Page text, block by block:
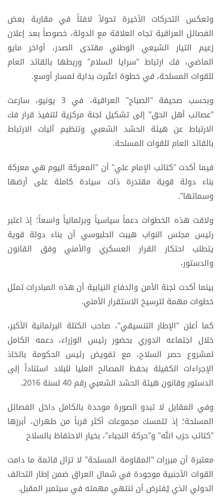
وتعكس التحركات الأخيرة تحولاً لافتاً في مقاربة بعض
الفصائل العراقية تجاه العلاقة مع الدولة، خصوصاً بعد إعلان
زعيم التيار الشيعي الوطني مقتدى الصدر، أواخر مايو
الماضي، فك ارتباط "سرايا السلام" وربطها بالقائد العام
للقوات المسلحة، في خطوة اعتُبرت بداية لمسار أوسع.
وبحسب صحيفة "الصباح" العراقية، في 3 يونيو، سارعت
"عصائب أهل الحق" إلى تشكيل لجنة مركزية لتنفيذ قرار فك
الارتباط عن هيئة الحشد الشعبي وتنظيم آليات الارتباط
بالقائد العام للقوات المسلحة.
فيما أكدت "كتائب الإمام علي" أن "المعركة اليوم هي معركة
بناء دولة قوية مقتدرة ذات سيادة كاملة على أرضها
وسمائها".
ولاقت هذه الخطوات دعماً سياسياً وبرلمانياً واسعاً؛ إذ اعتبر
رئيس مجلس النواب هيبت الحلبوسي أن بناء دولة قوية
يتطلب احتكار القرار العسكري والأمني وفق القانون
والدستور،
بينما أكدت لجنة الأمن والدفاع النيابية أن هذه المبادرات تمثل
خطوات مهمة لترسيخ الاستقرار الأمني.
كما أعلن "الإطار التنسيقي"، صاحب الكتلة البرلمانية الأكبر،
خلال اجتماعه الدوري بحضور رئيس الوزراء، دعمه الكامل
لمشروع حصر السلاح، مع تفويض رئيس الحكومة باتخاذ
الإجراءات الكفيلة بحفظ المصالح العليا للبلاد استناداً إلى
الدستور وقانون هيئة الحشد الشعبي رقم 40 لسنة 2016.
وفي المقابل لا تبدو الصورة موحدة بالكامل داخل الفصائل
المسلحة؛ إذ تتمسك مجموعات أكثر قرباً من طهران، أبرزها
"كتائب حزب الله" و"حركة النجباء"، بخيار الاحتفاظ بالسلاح
معتبرة أن مبررات "المقاومة المسلحة" لا تزال قائمة ما دامت
القوات الأجنبية موجودة في شمال العراق ضمن إطار التحالف
الدولي الذي يُفترض أن تنتهي مهمته في سبتمبر المقبل.